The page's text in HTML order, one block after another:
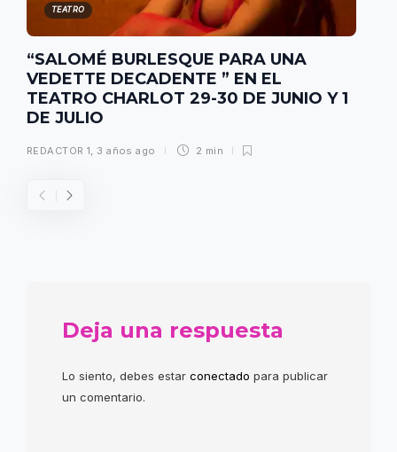
TEATRO
“SALOMÉ BURLESQUE PARA UNA
VEDETTE DECADENTE ” EN EL
TEATRO CHARLOT 29-30 DE JUNIO Y 1
DE JULIO
REDACTOR 1, 3 años ago 2 min
Deja una respuesta
Lo siento, debes estar conectado para publicar
un comentario.